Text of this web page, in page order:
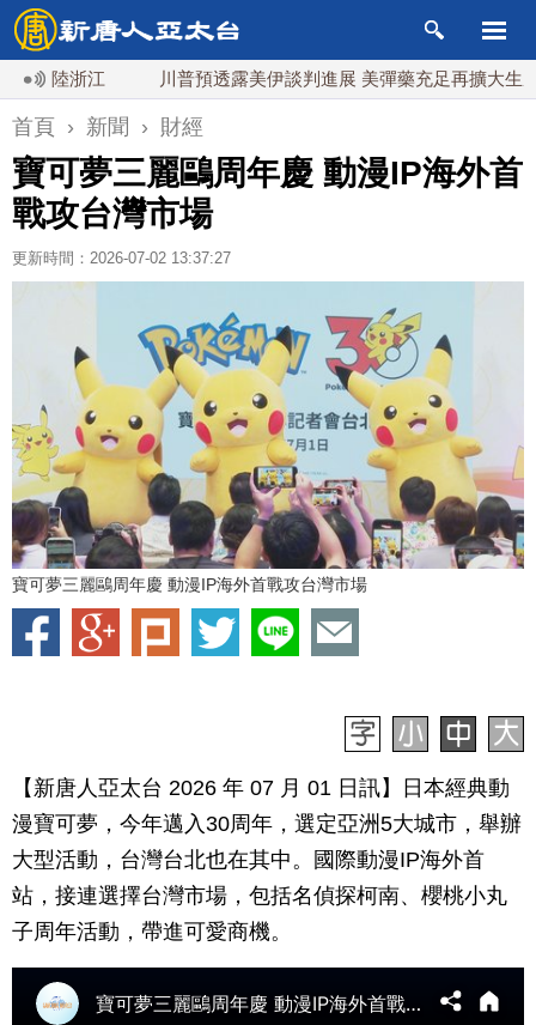
浙江 川普預透露美伊談判進展 美彈藥充足再擴大生產
首頁 › 新聞 › 財經
寶可夢三麗鷗周年慶 動漫IP海外首
戰攻台灣市場
更新時間：2026-07-02 13:37:27
寶可夢三麗鷗周年慶 動漫IP海外首戰攻台灣市場
【新唐人亞太台 2026 年 07 月 01 日訊】日本經典動
漫寶可夢，今年邁入30周年，選定亞洲5大城市，舉辦
大型活動，台灣台北也在其中。國際動漫IP海外首
站，接連選擇台灣市場，包括名偵探柯南、櫻桃小丸
子周年活動，帶進可愛商機。